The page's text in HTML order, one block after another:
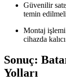
Güvenilir
temin
Montaj işlemi
cihazda
Sonuç:
Yolları